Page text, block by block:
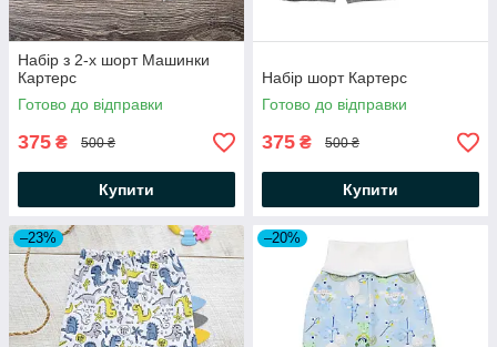
Набір з 2-х шорт Машинки
Картерс
Готово до відправки
375 ₴ 500 ₴
Купити
Набір шорт Картерс
Готово до відправки
375 ₴ 500 ₴
Купити
–23% –20%